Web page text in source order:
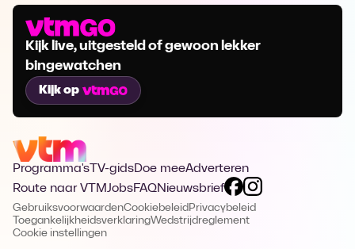
Kijk live, uitgesteld of gewoon lekker
bingewatchen
Kijk op
Programma's TV-gidsDoe meeAdverteren
Route naar VTMJobsFAQNieuwsbrief
GebruiksvoorwaardenCookiebeleid Privacybeleid
ToegankelijkheidsverklaringWedstrijdreglement
Cookie instellingen